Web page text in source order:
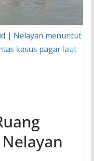
| Nelayan menuntut
kasus pagar laut